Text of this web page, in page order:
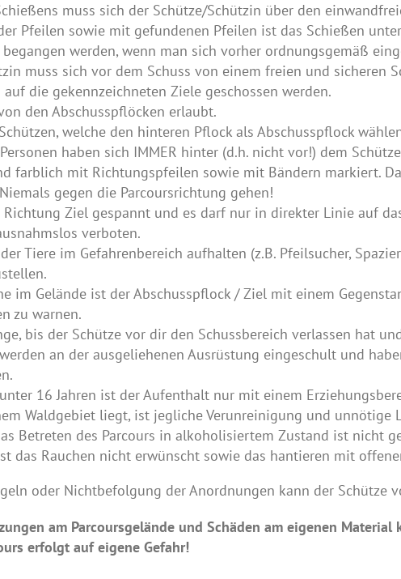
muss sich der Schütze/Schützin über den
Pfeilen sowie mit gefundenen Pfeilen ist das Schießen
begangen werden, wenn man sich vorher ordnungsgemäß
muss sich vor dem Schuss von einem freien und sicheren
die gekennzeichneten Ziele geschossen werden.
den Abschusspflöcken erlaubt.
welche den hinteren Pflock als Abschusspflock
haben sich IMMER hinter (d.h. nicht vor!) dem
farblich mit Richtungspfeilen sowie mit Bändern markiert.
gegen die Parcoursrichtung gehen!
Ziel gespannt und es darf nur in direkter Linie auf
verboten.
Tiere im Gefahrenbereich aufhalten (z.B. Pfeilsucher,
im Gelände ist der Abschusspflock / Ziel mit einem
zu warnen.
bis der Schütze vor dir den Schussbereich verlassen hat
werden an der ausgeliehenen Ausrüstung eingeschult und
unter 16 Jahren ist der Aufenthalt nur mit einem
Waldgebiet liegt, ist jegliche Verunreinigung und unnötige
Betreten des Parcours in alkoholisiertem Zustand ist nicht
das Rauchen nicht erwünscht sowie das hantieren mit
oder Nichtbefolgung der Anordnungen kann der Schütze
am Parcoursgelände und Schäden am eigenen
erfolgt auf eigene Gefahr!